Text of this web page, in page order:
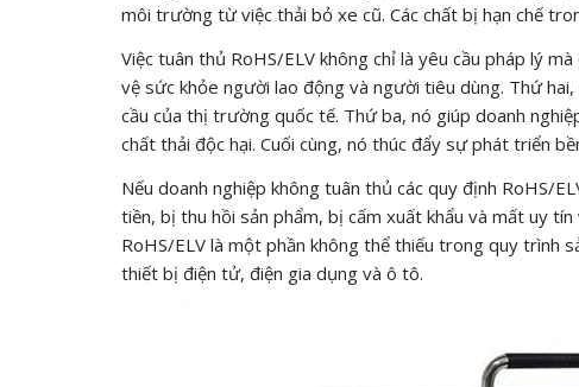
môi trường từ việc thải bỏ xe cũ. Các chất bị hạn chế
Việc tuân thủ RoHS/ELV không chỉ là yêu cầu pháp lý
vệ sức khỏe người lao động và người tiêu dùng. Thứ
cầu của thị trường quốc tế. Thứ ba, nó giúp doanh
chất thải độc hại. Cuối cùng, nó thúc đẩy sự phát triển
Nếu doanh nghiệp không tuân thủ các quy định RoHS/
tiền, bị thu hồi sản phẩm, bị cấm xuất khẩu và mất uy
RoHS/ELV là một phần không thể thiếu trong quy trình
thiết bị điện tử, điện gia dụng và ô tô.